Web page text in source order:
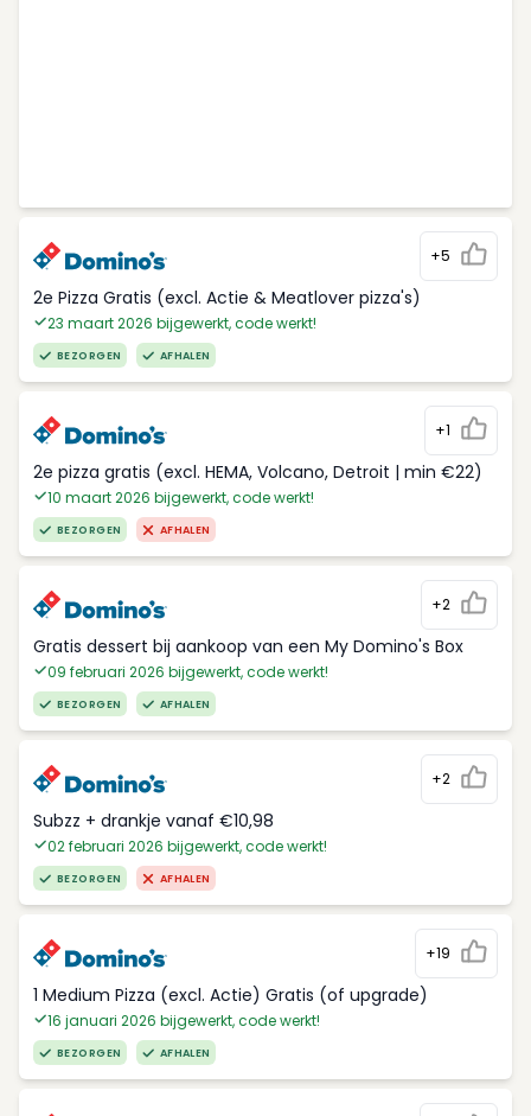
+5
2e Pizza Gratis (excl. Actie & Meatlover pizza's)
23 maart 2026 bijgewerkt, code werkt!
BEZORGEN AFHALEN
+1
2e pizza gratis (excl. HEMA, Volcano, Detroit | min €22)
10 maart 2026 bijgewerkt, code werkt!
BEZORGEN AFHALEN
+2
Gratis dessert bij aankoop van een My Domino's Box
09 februari 2026 bijgewerkt, code werkt!
BEZORGEN AFHALEN
+2
Subzz + drankje vanaf €10,98
02 februari 2026 bijgewerkt, code werkt!
BEZORGEN AFHALEN
+19
1 Medium Pizza (excl. Actie) Gratis (of upgrade)
16 januari 2026 bijgewerkt, code werkt!
BEZORGEN AFHALEN